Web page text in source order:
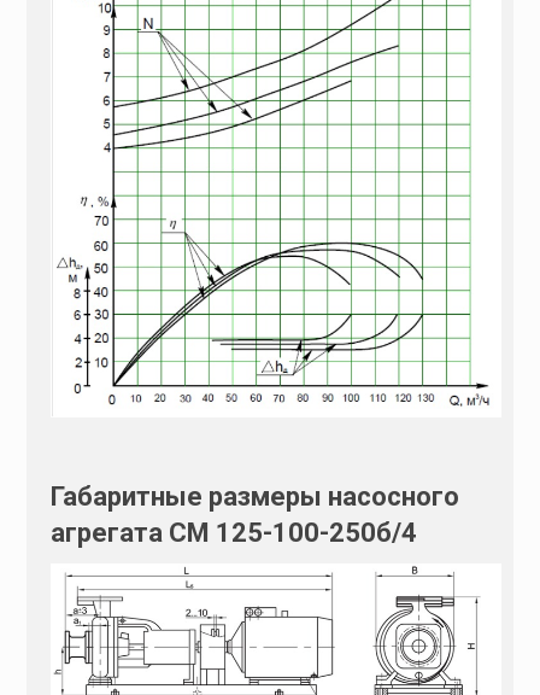
Габаритные размеры насосного
агрегата СМ 125-100-250б/4